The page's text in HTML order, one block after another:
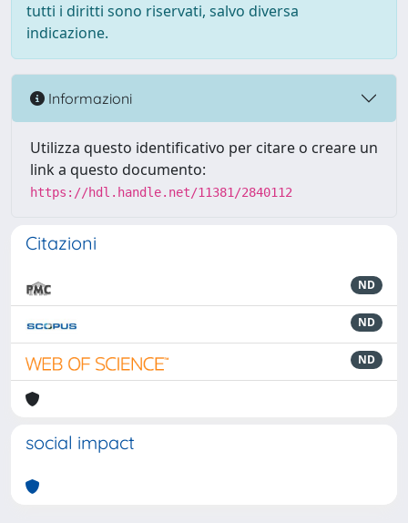
tutti i diritti sono riservati, salvo diversa
indicazione.
Informazioni
Utilizza questo identificativo per citare o creare un
link a questo documento:
https://hdl.handle.net/11381/2840112
Citazioni
ND
ND
ND
social impact